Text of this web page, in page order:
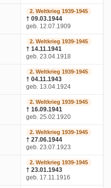
2. Weltkrieg 1939-1945
† 09.03.1944
geb. 12.07.1909
2. Weltkrieg 1939-1945
† 14.11.1941
geb. 23.04.1918
2. Weltkrieg 1939-1945
† 04.11.1943
geb. 13.04.1924
2. Weltkrieg 1939-1945
† 16.09.1941
geb. 25.02.1920
2. Weltkrieg 1939-1945
† 27.06.1944
geb. 23.07.1923
2. Weltkrieg 1939-1945
† 23.01.1943
geb. 17.11.1916